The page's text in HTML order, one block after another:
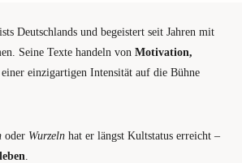
Deutschlands und begeistert seit Jahren mit
Seine Texte handeln von Motivation,
einzigartigen Intensität auf die Bühne
oder Wurzeln hat er längst Kultstatus erreicht –
.